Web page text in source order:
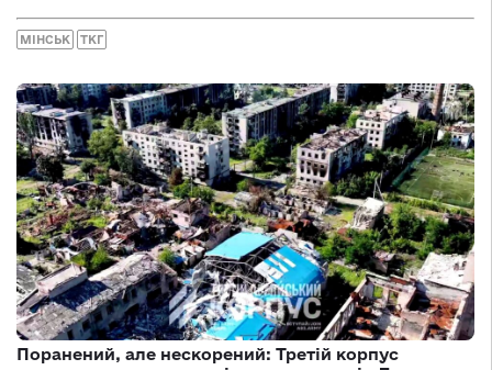
МІНСЬК ТКГ
Поранений, але нескорений: Третій корпус